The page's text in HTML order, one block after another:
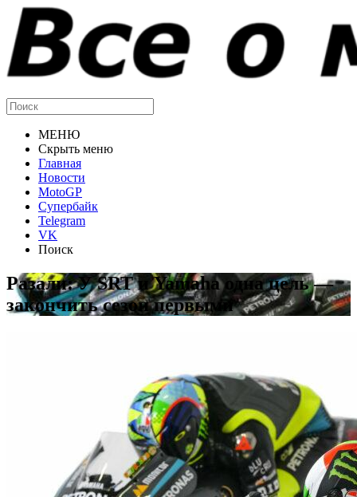
МЕНЮ
Скрыть меню
Главная
Новости
MotoGP
Супербайк
Telegram
VK
Поиск
Разали: У SRT и Yamaha одна цель —
закончить сезон первыми